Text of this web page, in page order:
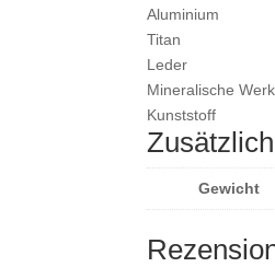
Aluminium
Titan
Leder
Mineralische
Kunststoff
Gewicht